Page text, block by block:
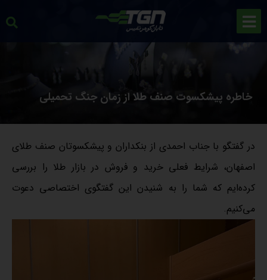
خاطره پیشکسوت صنف طلا از زمان جنگ تحمیلی
در گفتگو با جناب احمدی از بنکداران و پیشکسوتان صنف طلای
اصفهان، شرایط فعلی خرید و فروش در بازار طلا را بررسی
کرده‌ایم که شما را به شنیدن این گفتگوی اختصاصی دعوت
می‌کنیم.